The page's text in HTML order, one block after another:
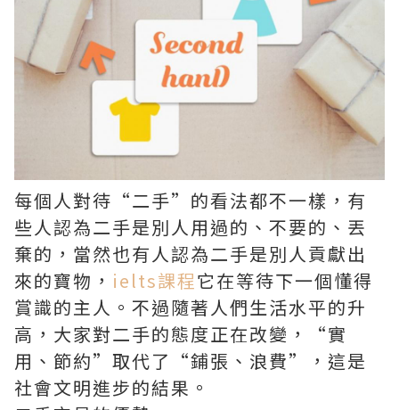
每個人對待“二手”的看法都不一樣，有
些人認為二手是別人用過的、不要的、丟
棄的，當然也有人認為二手是別人貢獻出
來的寶物， ielts課程它在等待下一個懂得
賞識的主人。不過隨著人們生活水平的升
高，大家對二手的態度正在改變，“實
用、節約”取代了“鋪張、浪費”，這是
社會文明進步的結果。